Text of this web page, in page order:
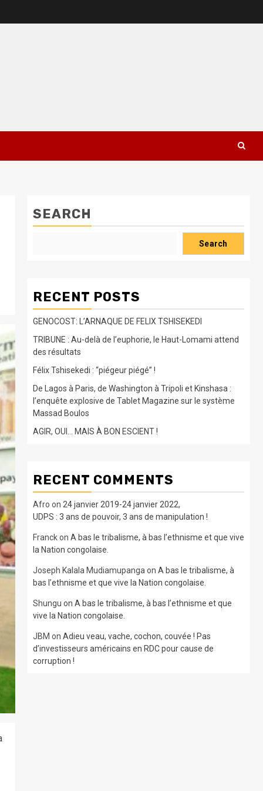
SEARCH
Search
RECENT POSTS
GENOCOST: L’ARNAQUE DE FELIX TSHISEKEDI
TRIBUNE : Au-delà de l’euphorie, le Haut-Lomami attend
des résultats
Félix Tshisekedi : “piégeur piégé” !
De Lagos à Paris, de Washington à Tripoli et Kinshasa :
l’enquête explosive de Tablet Magazine sur le système
Massad Boulos
AGIR, OUI… MAIS À BON ESCIENT !
RECENT COMMENTS
Afro on 24 janvier 2019-24 janvier 2022,
UDPS : 3 ans de pouvoir, 3 ans de manipulation !
Franckon A bas le tribalisme, à bas l’ethnisme et que vive
la Nation congolaise.
Joseph Kalala Mudiamupanga on A bas le tribalisme, à
bas l’ethnisme et que vive la Nation congolaise.
Shungu on A bas le tribalisme, à bas l’ethnisme et que
vive la Nation congolaise.
JBM on Adieu veau, vache, cochon, couvée ! Pas
d’investisseurs américains en RDC pour cause de
corruption !